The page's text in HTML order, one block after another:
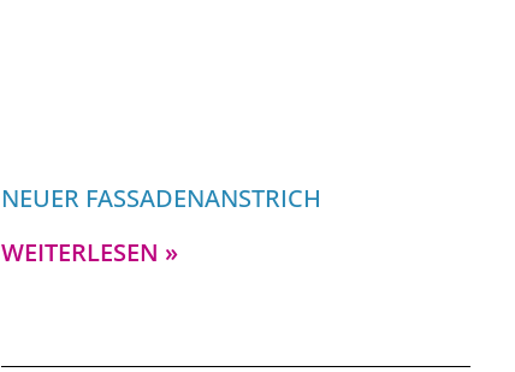
NEUER FASSADENANSTRICH
WEITERLESEN »